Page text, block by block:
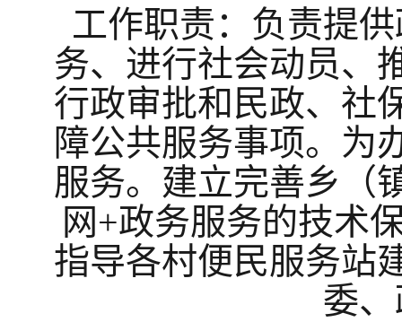
工作职责：负责提
务、进行社会动员、
行政审批和民政、社
障公共服务事项。为
服务。建立完善乡（
网+政务服务的技术
指导各村便民服务站
委